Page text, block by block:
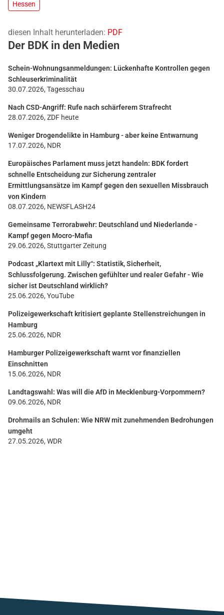
Hessen
diesen Inhalt herunterladen: PDF
Der BDK in den Medien
Schein-Wohnungsanmeldungen: Lückenhafte Kontrollen gegen
Schleuserkriminalität
30.07.2026, Tagesschau
Nach CSD-Angriff: Rufe nach schärferem Strafrecht
28.07.2026, ZDF heute
Weniger Drogendelikte in Hamburg - aber keine Entwarnung
17.07.2026, NDR
Europäisches Parlament muss jetzt handeln: BDK fordert
schnelle Entscheidung zur Sicherung zentraler
Ermittlungsansätze im Kampf gegen den sexuellen Missbrauch
von Kindern
08.07.2026, NEWSFLASH24
Gemeinsame Terrorabwehr: Deutschland und Niederlande -
Kampf gegen Mocro-Mafia
29.06.2026, Stuttgarter Zeitung
Podcast „Klartext mit Lilly“: Statistik, Sicherheit,
Schlussfolgerung. Zwischen gefühlter und realer Gefahr - Wie
sicher ist Deutschland wirklich?
25.06.2026, YouTube
Polizeigewerkschaft kritisiert geplante Stellenstreichungen in
Hamburg
25.06.2026, NDR
Hamburger Polizeigewerkschaft warnt vor finanziellen
Einschnitten
15.06.2026, NDR
Landtagswahl: Was will die AfD in Mecklenburg-Vorpommern?
09.06.2026, NDR
Drohmails an Schulen: Wie NRW mit zunehmenden Bedrohungen
umgeht
27.05.2026, WDR